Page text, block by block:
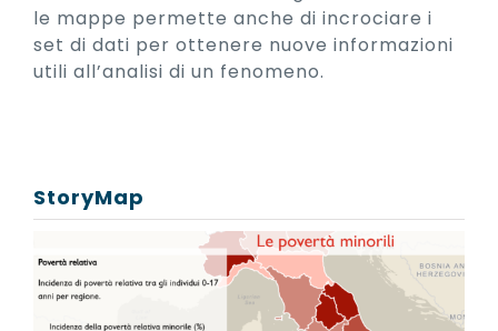
le mappe permette anche di incrociare i
set di dati per ottenere nuove informazioni
utili all’analisi di un fenomeno.
StoryMap